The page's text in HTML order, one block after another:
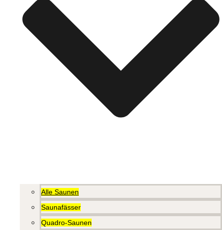
Alle Saunen
Saunafässer
Quadro-Saunen